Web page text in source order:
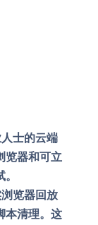
士的云端
览器和可立
览器回放
本清理。这